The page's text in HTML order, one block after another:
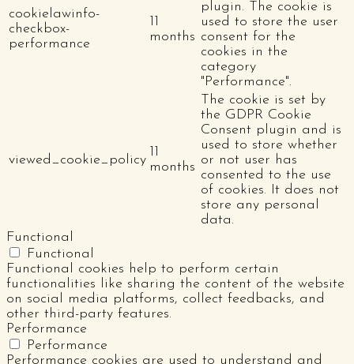
cookielawinfo-
checkbox-
performance
11
months
plugin. The cookie is
used to store the user
consent for the
cookies in the
category
"Performance".
viewed_cookie_policy
11
months
The cookie is set by
the GDPR Cookie
Consent plugin and is
used to store whether
or not user has
consented to the use
of cookies. It does not
store any personal
data.
Functional
Functional
Functional cookies help to perform certain
functionalities like sharing the content of the website
on social media platforms, collect feedbacks, and
other third-party features.
Performance
Performance
Performance cookies are used to understand and